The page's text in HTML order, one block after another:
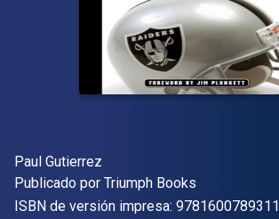
Autor(es)
Paul Gutierrez
Editor
Publicado por Triumph Books
ISBN de versión impresa: 9781600789311